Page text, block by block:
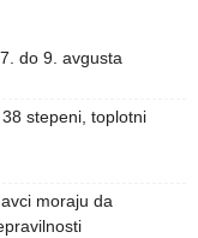
do 9. avgusta
stepeni, toplotni
moraju da